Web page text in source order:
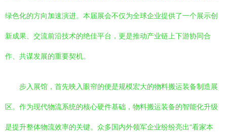
绿色化的方向加速演进。本届展会不仅为全球企业提供了一个展示创
新成果、交流前沿技术的绝佳平台，更是推动产业链上下游协同合
作、共谋发展的重要契机。
步入展馆，首先映入眼帘的便是规模宏大的物料搬运装备制造展
区。作为现代物流系统的核心硬件基础，物料搬运装备的智能化升级
是提升整体物流效率的关键。众多国内外领军企业纷纷亮出“看家本